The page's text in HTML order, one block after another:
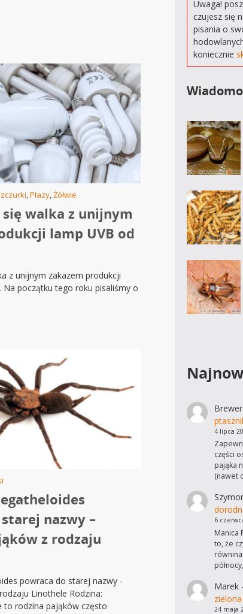
,Płazy,Żółwie
się walka z unijnym
lamp UVB od
z unijnym zakazem produkcji
Na początku tego roku pisaliśmy o
nazwy –
z rodzaju
powraca do starej nazwy -
Linothele Rodzina:
to rodzina pająków często
Uwaga!
czujesz się
pisania o
koniecznie
Brewer
4 lipca
części
pająka
(nawet
6
Manica
to, że
Marek
zielona
24 maja